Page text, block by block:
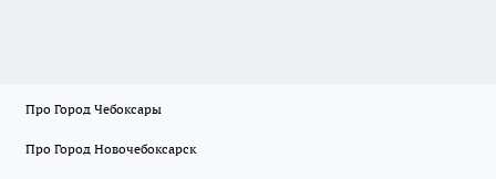
Про Город Чебоксары
Про Город Новочебоксарск